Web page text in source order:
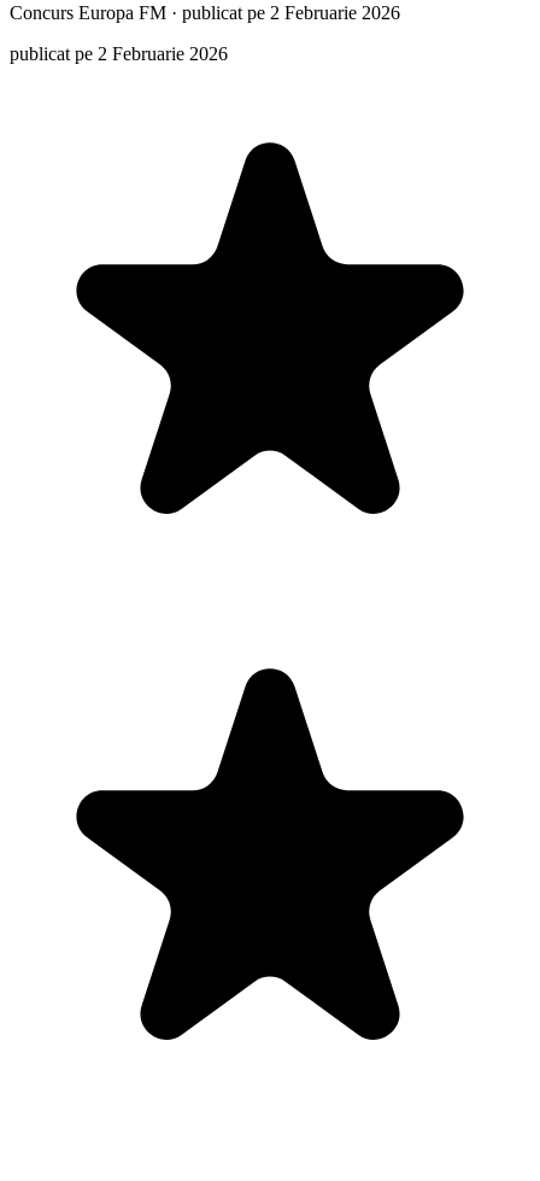
Concurs Europa FM · publicat pe 2 Februarie 2026
publicat pe 2 Februarie 2026